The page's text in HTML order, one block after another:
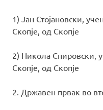
1) Јан Стојановски,
Скопје, од Скопје
2) Никола Спировски,
Скопје, од Скопје
2. Државен првак во